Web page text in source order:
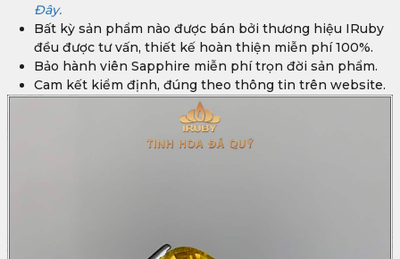
Đây.
Bất kỳ sản phẩm nào được bán bởi thương hiệu IRuby
đều được tư vấn, thiết kế hoàn thiện miễn phí 100%.
Bảo hành viên Sapphire miễn phí trọn đời sản phẩm.
Cam kết kiểm định, đúng theo thông tin trên website.